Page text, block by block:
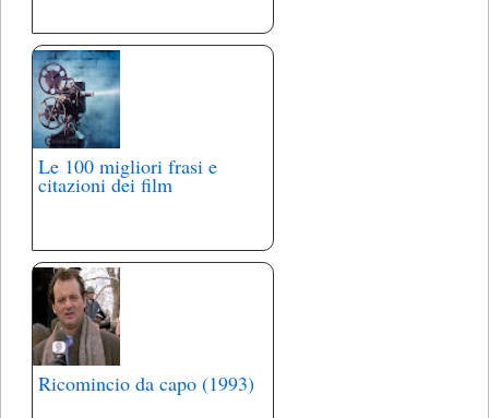
Le 100 migliori frasi e
citazioni dei film
Ricomincio da capo (1993)